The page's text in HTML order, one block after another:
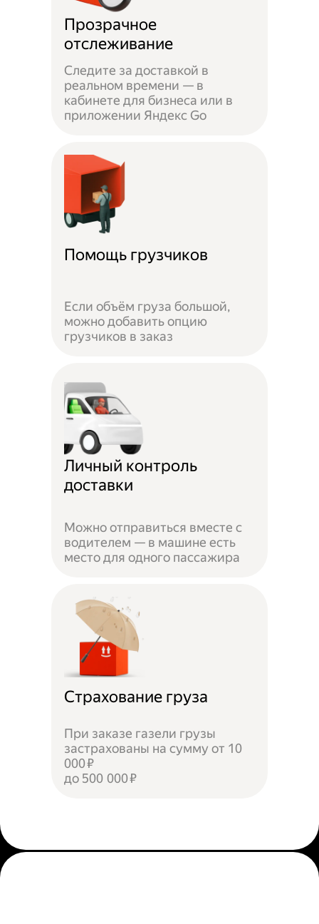
Прозрачное
отслеживание
Следите за доставкой в
реальном времени — в
кабинете для бизнеса или в
приложении Яндекс Go
Помощь грузчиков
Если объём груза большой,
можно добавить опцию
грузчиков в заказ
Личный контроль
доставки
Можно отправиться вместе с
водителем — в машине есть
место для одного пассажира
Страхование груза
При заказе газели грузы
застрахованы на сумму от 10
000 ₽
до 500 000 ₽